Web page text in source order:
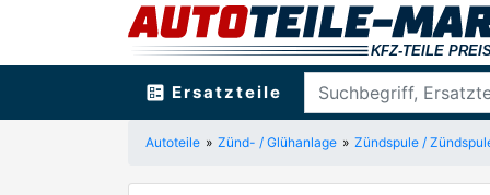
ballot Ersatzteile
Autoteile Zünd- / Glühanlage Zündspule /